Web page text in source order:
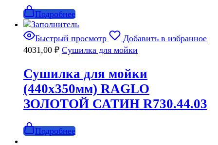
Подробнее
Быстрый просмотр
Добавить в избранное
4031,00 ₽ Сушилка для мойки
Сушилка для мойки
(440х350мм) RAGLO
ЗОЛОТОЙ САТИН R730.44.03
Подробнее